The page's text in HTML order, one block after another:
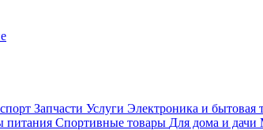
Запчасти Услуги Электроника и бытовая
питания Спортивные товары Для дома и дачи